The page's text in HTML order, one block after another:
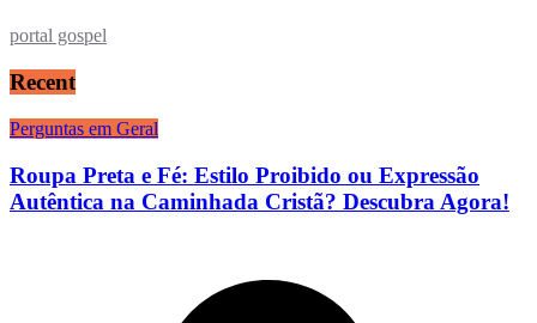
portal gospel
Recent
Perguntas em Geral
Roupa Preta e Fé: Estilo Proibido ou Expressão
Autêntica na Caminhada Cristã? Descubra Agora!